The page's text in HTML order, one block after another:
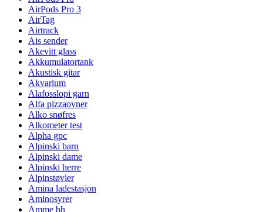
AirPods Pro 3
AirTag
Airtrack
Ais sender
Akevitt glass
Akkumulatortank
Akustisk gitar
Akvarium
Alafosslopi garn
Alfa pizzaovner
Alko snøfres
Alkometer test
Alpha gpc
Alpinski barn
Alpinski dame
Alpinski herre
Alpinstøvler
Amina ladestasjon
Aminosyrer
Amme bh